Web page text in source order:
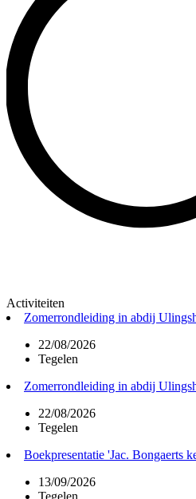
Activiteiten
Zomerrondleiding in abdij
22/08/2026
Tegelen
Zomerrondleiding in abdij
22/08/2026
Tegelen
Boekpresentatie 'Jac. Bongaerts
13/09/2026